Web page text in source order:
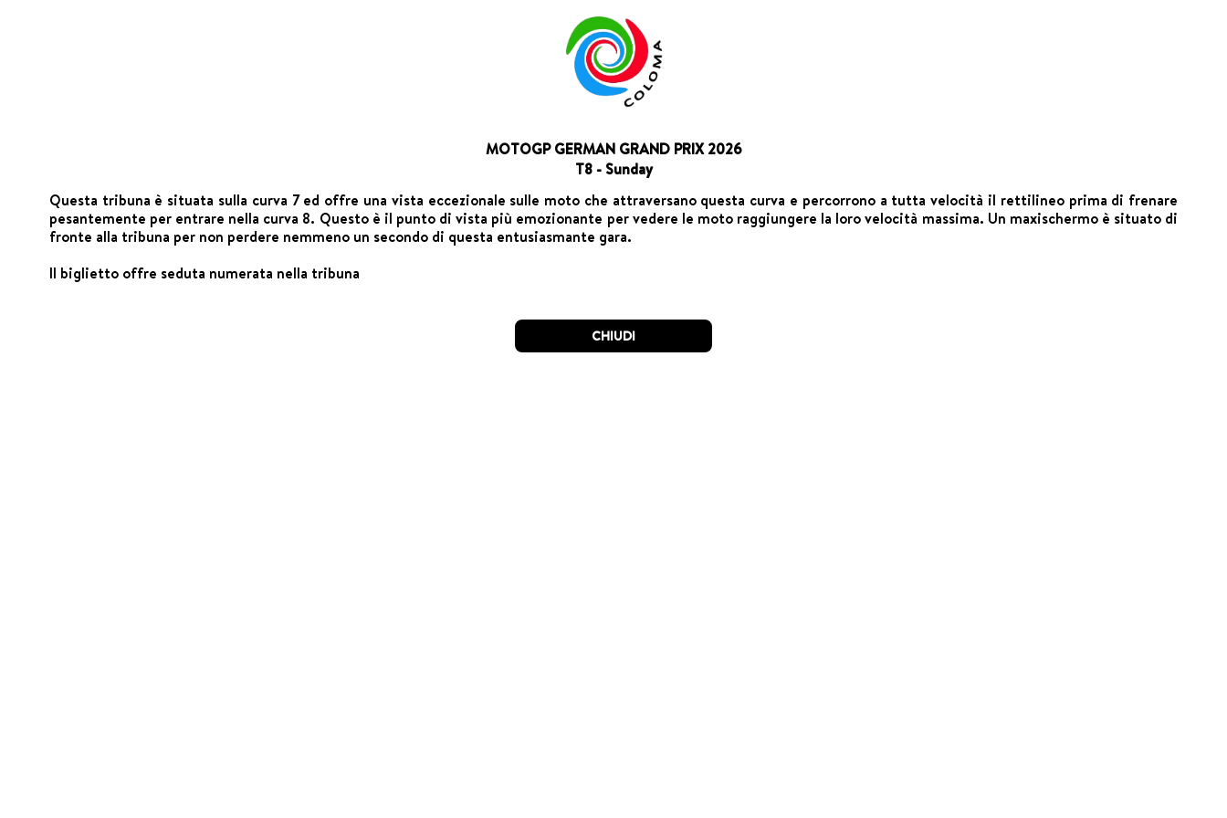
MOTOGP GERMAN GRAND PRIX 2026
T8 - Sunday
Questa tribuna è situata sulla curva 7 ed offre una vista eccezionale sulle moto che attraversano questa curva e percorrono a tutta velocità il rettilineo prima di frenare
pesantemente per entrare nella curva 8. Questo è il punto di vista più emozionante per vedere le moto raggiungere la loro velocità massima. Un maxischermo è situato di
fronte alla tribuna per non perdere nemmeno un secondo di questa entusiasmante gara.
Il biglietto offre seduta numerata nella tribuna
CHIUDI